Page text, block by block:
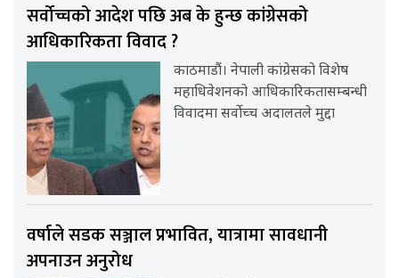
सर्वोच्चको आदेश पछि अब के हुन्छ कांग्रेसको
आधिकारिकता विवाद ?
काठमाडौं। नेपाली कांग्रेसको विशेष
महाधिवेशनको आधिकारिकतासम्बन्धी
विवादमा सर्वोच्च अदालतले मुद्दा
वर्षाले सडक सञ्जाल प्रभावित, यात्रामा सावधानी
अपनाउन अनुरोध